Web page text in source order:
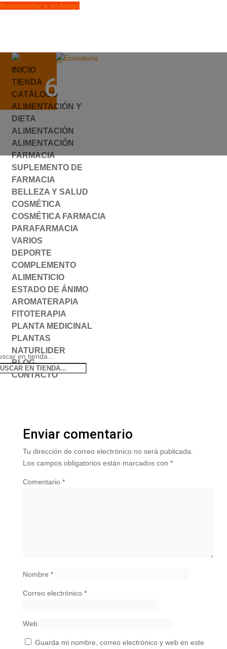
Recomendar a un Amigo
info@econaturis.es
Mi cuenta
Checkout
0 elementos
INICIO
TIENDA
CATÁLOGO
ALIMENTACIÓN Y
DIETA
ALIMENTACIÓN
ALIMENTACIÓN
FARMACIA
SUPLEMENTO DE
FARMACIA
BELLEZA Y SALUD
COSMÉTICA
COSMÉTICA FARMACIA
PARAFARMACIA
VARIOS
DEPORTE
COMPLEMENTO
ALIMENTICIO
ESTADO DE ÁNIMO
AROMATERAPIA
FITOTERAPIA
PLANTA MEDICINAL
PLANTAS
NATURLIDER
BLOG
CONTACTO
en tienda...
637802.JPG
Enviar comentario
Tu dirección de correo electrónico no será publicada.
Los campos obligatorios están marcados con *
Comentario *
Nombre *
Correo electrónico *
Web
Guarda mi nombre, correo electrónico y web en este